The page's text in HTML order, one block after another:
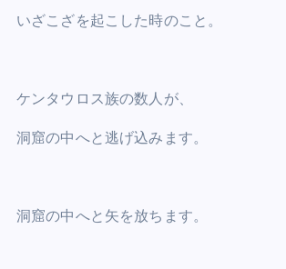
いざこざを起こした時のこと。
ケンタウロス族の数人が、
洞窟の中へと逃げ込みます。
洞窟の中へと矢を放ちます。